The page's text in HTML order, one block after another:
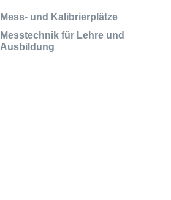
Mess- und Kalibrierplätze
Messtechnik für Lehre und
Ausbildung